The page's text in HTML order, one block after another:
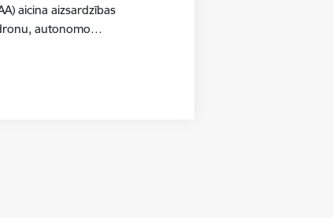
aicina aizsardzības
autonomo…